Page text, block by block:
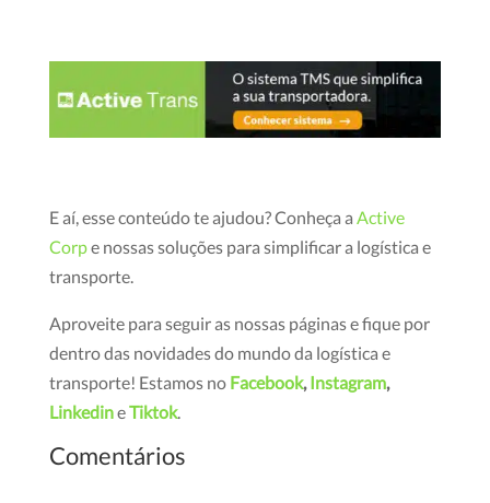
E aí, esse conteúdo te ajudou? Conheça a Active
Corpe nossas soluções para simplificar a logística e
transporte.
Aproveite para seguir as nossas páginas e fique por
dentro das novidades do mundo da logística e
transporte! Estamos noFacebook,Instagram,
LinkedineTiktok.
Comentários